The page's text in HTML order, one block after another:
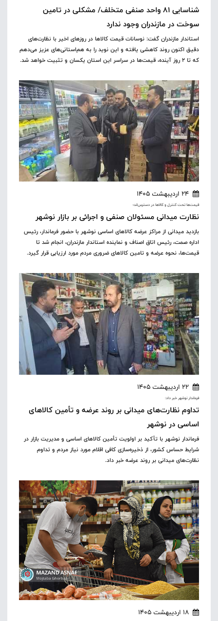
شناسایی ۸۱ واحد صنفی متخلف/ مشکلی در تامین
سوخت در مازندران وجود ندارد
استاندار مازندران گفت: نوسانات قیمت کالاها در روزهای اخیر با نظارت‌های
دقیق اکنون روند کاهشی یافته و این نوید را به هم‌استانی‌های عزیز می‌دهم
که تا ۲ روز آینده، قیمت‌ها در سراسر این استان یکسان و تثبیت خواهد شد.
24 اردیبهشت 1405
قیمت‌ها تحت کنترل و کالاها در دسترس‌اند؛
نظارت میدانی مسئولان صنفی و اجرائی بر بازار نوشهر
بازدید میدانی از مراکز عرضه کالاهای اساسی نوشهر با حضور فرماندار، رئیس
اداره صمت، رئیس اتاق اصناف و نماینده استاندار مازندران، انجام شد تا
قیمت‌ها، نحوه عرضه و تامین کالاهای ضروری مردم مورد ارزیابی قرار گیرد.
22 اردیبهشت 1405
فرماندار نوشهر خبر داد:
تداوم نظارت‌های میدانی بر روند عرضه و تأمین کالاهای
اساسی در نوشهر
فرماندار نوشهر با تأکید بر اولویت تأمین کالاهای اساسی و مدیریت بازار در
شرایط حساس کشور، از ذخیره‌سازی کافی اقلام مورد نیاز مردم و تداوم
نظارت‌های میدانی بر روند عرضه خبر داد.
18 اردیبهشت 1405